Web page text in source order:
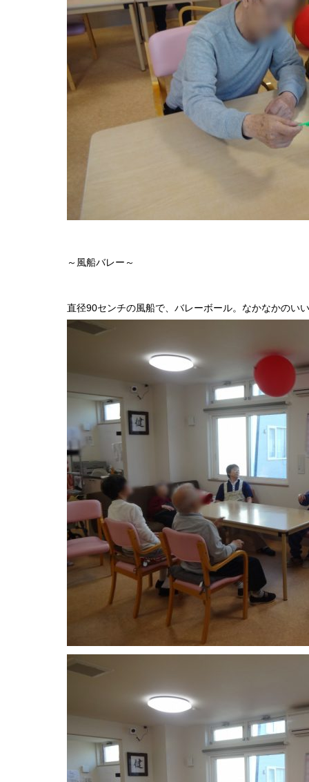
～風船バレー～
直径90センチの風船で、バレーボール。なかなかのい